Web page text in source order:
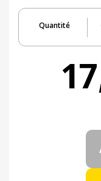
Quantité